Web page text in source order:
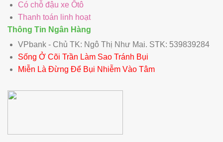
Có chỗ đậu xe Ôtô
Thanh toán linh hoạt
Thông Tin Ngân Hàng
VPbank - Chủ TK: Ngô Thị Như Mai. STK: 539839284
Sống Ở Cõi Trần Làm Sao Tránh Bụi
Miễn Là Đừng Để Bụi Nhiễm Vào Tâm